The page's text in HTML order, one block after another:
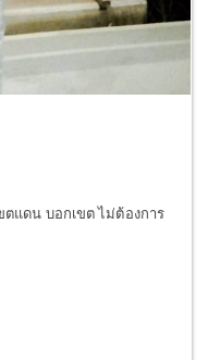
ตแดน บอกเขต ไม่ต้องการ